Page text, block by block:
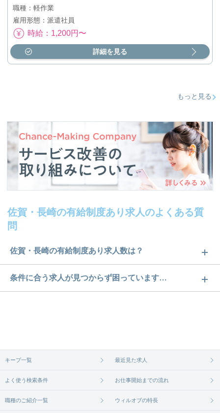
職種：軽作業
雇用形態：派遣社員
時給：1,200円〜
詳細を見る
もっと見る
佐賀・長崎の有給制度あり求人のよくある質
問
佐賀・長崎の有給制度あり求人数は？
佐賀・長崎の有給制度あり求人数は72件です。どの
ような求人があるかぜひチェックしてみてくださ
条件に合う求人が見つからず困っています…
無料相談の登録はコチラから
キープ一覧 最近見た求人
よく使う検索条件 お仕事開始までの流れ
職種のご紹介一覧 ウィルオブの特長